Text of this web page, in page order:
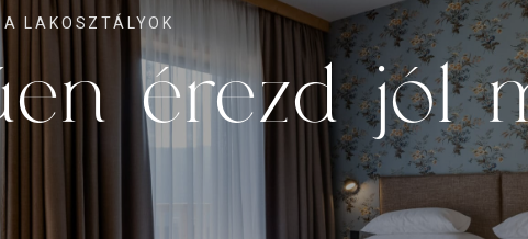
LAKOSZTÁLYOK
érezd jól